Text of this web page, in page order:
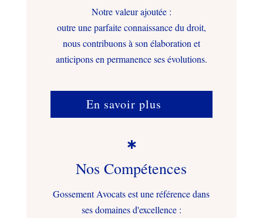
Notre valeur ajoutée :
outre une parfaite connaissance du droit,
nous contribuons à son élaboration et
anticipons en permanence ses évolutions.
En savoir plus

Nos Compétences
Gossement Avocats est une référence dans
ses domaines d'excellence :